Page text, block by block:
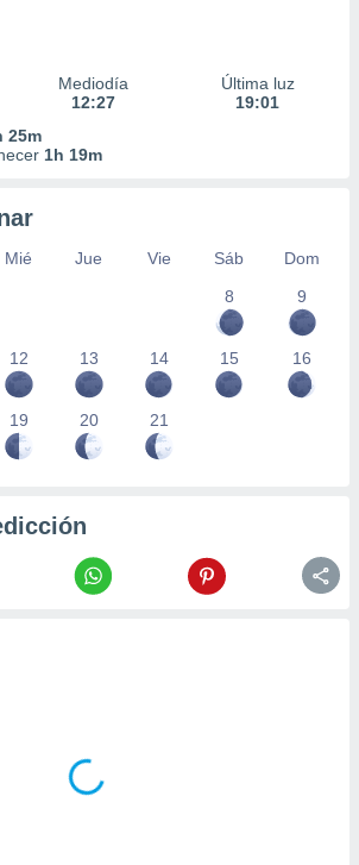
Mediodía
12:27
Última luz
19:01
25m
1h 19m
Mié Jue Vie Sáb
Dom
8
9
12 13 14 15 16
19 20 21